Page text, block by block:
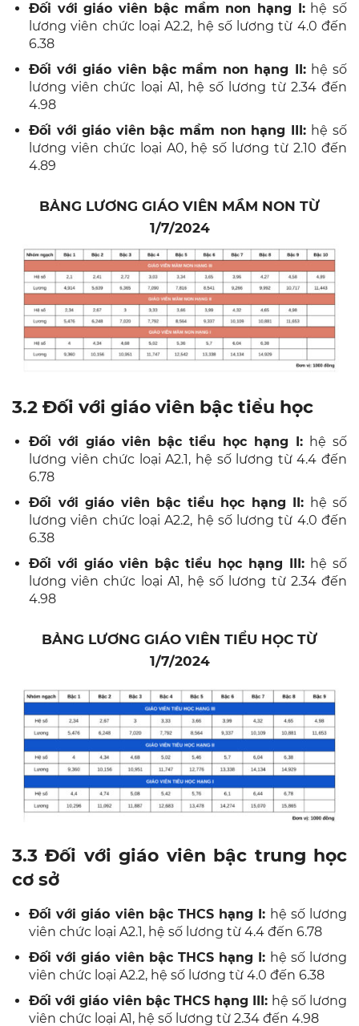
Đối với giáo viên bậc mầm non hạng I:hệ số
lương viên chức loại A2.2, hệ số lương từ 4.0 đến
6.38
Đối với giáo viên bậc mầm non hạng II:hệ số
lương viên chức loại A1, hệ số lương từ 2.34 đến
4.98
Đối với giáo viên bậc mầm non hạng III: hệ số
lương viên chức loại A0, hệ số lương từ 2.10 đến
4.89
BẢNG LƯƠNG GIÁO VIÊN MẦM NON TỪ
1/7/2024
3.2 Đối với giáo viên bậc tiểu học
Đối với giáo viên bậc tiểu học hạng I: hệ số
lương viên chức loại A2.1, hệ số lương từ 4.4 đến
6.78
Đối với giáo viên bậc tiểu học hạng II: hệ số
lương viên chức loại A2.2, hệ số lương từ 4.0 đến
6.38
Đối với giáo viên bậc tiểu học hạng III: hệ số
lương viên chức loại A1, hệ số lương từ 2.34 đến
4.98
BẢNG LƯƠNG GIÁO VIÊN TIỂU HỌC TỪ
1/7/2024
3.3 Đối với giáo viên bậc trung học
cơ sở
Đối với giáo viên bậc THCS hạng I: hệ số lương
viên chức loại A2.1, hệ số lương từ 4.4 đến 6.78
Đối với giáo viên bậc THCS hạng I: hệ số lương
viên chức loại A2.2, hệ số lương từ 4.0 đến 6.38
Đối với giáo viên bậc THCS hạng III: hệ số lương
viên chức loại A1, hệ số lương từ 2.34 đến 4.98